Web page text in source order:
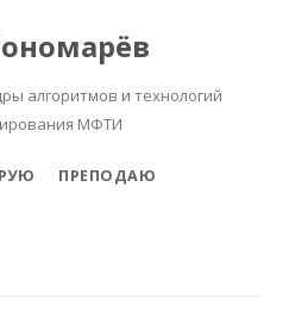
алгоритмов и технологий
МФТИ
Перейти к содержимому
ПРЕПОДАЮ